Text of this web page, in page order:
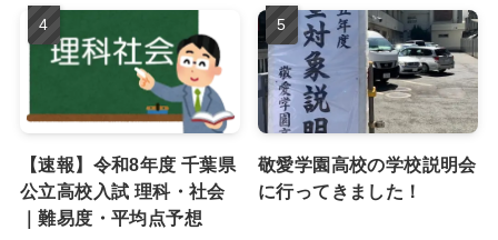
【速報】令和8年度 千葉県
公立高校入試 理科・社会
｜難易度・平均点予想
敬愛学園高校の学校説明会
に行ってきました！